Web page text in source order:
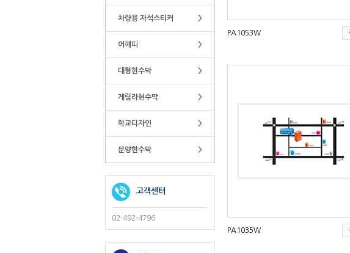
차량용 자석스티커 >
어깨띠 >
대형현수막 >
게릴라현수막 >
학교디자인 >
분양현수막 >
고객센터
02-492-4796
PA1053W
PA1035W